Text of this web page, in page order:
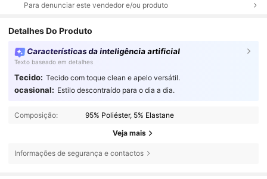
Para denunciar este vendedor e/ou produto
Detalhes Do Produto
Características da inteligência artificial
Texto baseado em detalhes
Tecido: Tecido com toque clean e apelo versátil.
ocasional: Estilo descontraído para o dia a dia.
Composição: 95% Poliéster, 5% Elastane
Veja mais
Informações de segurança e contactos